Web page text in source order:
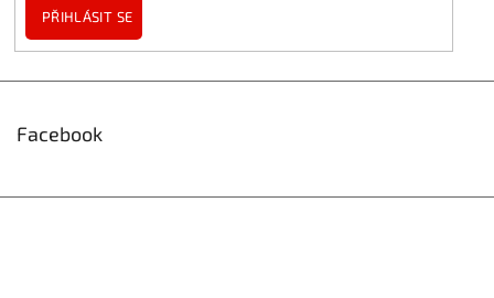
PŘIHLÁSIT SE
Facebook